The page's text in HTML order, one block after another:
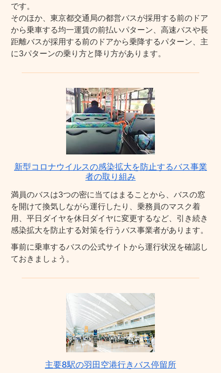
です。
そのほか、東京都交通局の都営バスが採用する前のドア
から乗車する均一運賃の前払いパターン、高速バスや長
距離バスが採用する前のドアから乗降するパターン、主
に3パターンの乗り方と降り方があります。
新型コロナウイルスの感染拡大を防止するバス事業
者の取り組み
満員のバスは3つの密に当てはまることから、バスの窓
を開けて換気しながら運行したり、乗務員のマスク着
用、平日ダイヤを休日ダイヤに変更するなど、引き続き
感染拡大を防止する対策を行うバス事業者があります。
事前に乗車するバスの公式サイトから運行状況を確認し
ておきましょう。
主要8駅の羽田空港行きバス停留所